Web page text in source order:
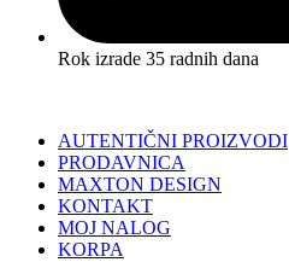
Rok izrade 35 radnih dana
AUTENTIČNI PROIZVODI
PRODAVNICA
MAXTON DESIGN
KONTAKT
MOJ NALOG
KORPA